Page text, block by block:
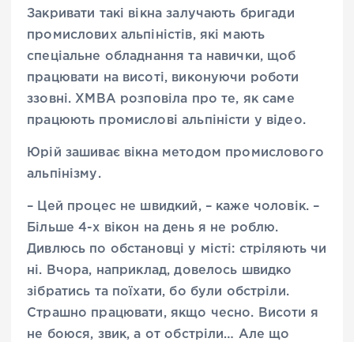
Закривати такі вікна залучають бригади
промислових альпіністів, які мають
спеціальне обладнання та навички, щоб
працювати на висоті, виконуючи роботи
ззовні. ХМВА розповіла про те, як саме
працюють промислові альпіністи у відео.
Юрій зашиває вікна методом промислового
альпінізму.
– Цей процес не швидкий, – каже чоловік. –
Більше 4-х вікон на день я не роблю.
Дивлюсь по обстановці у місті: стріляють чи
ні. Вчора, наприклад, довелось швидко
зібратись та поїхати, бо були обстріли.
Страшно працювати, якщо чесно. Висоти я
не боюся, звик, а от обстріли… Але що